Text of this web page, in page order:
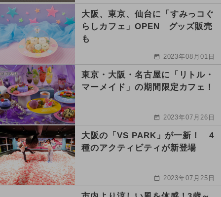
大阪、東京、仙台に「すみっコぐ
らしカフェ」OPEN グッズ販売
も
2023年08月01日
東京・大阪・名古屋に「リトル・
マーメイド」の期間限定カフェ！
2023年07月26日
大阪の「VS PARK」が一新！ 4
種のアクティビティが新登場
2023年07月25日